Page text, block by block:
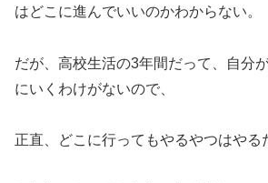
はどこに進んでいいのかわからない。
だが、高校生活の3年間だって、自分
にいくわけがないので、
正直、どこに行ってもやるやつはやる